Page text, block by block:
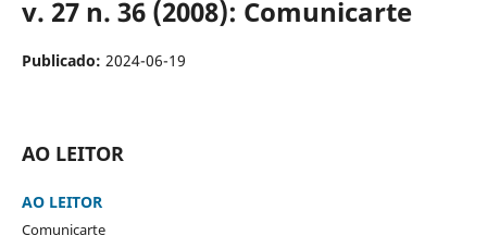
v. 27 n. 36 (2008): Comunicarte
Publicado: 2024-06-19
AO LEITOR
AO LEITOR
Comunicarte